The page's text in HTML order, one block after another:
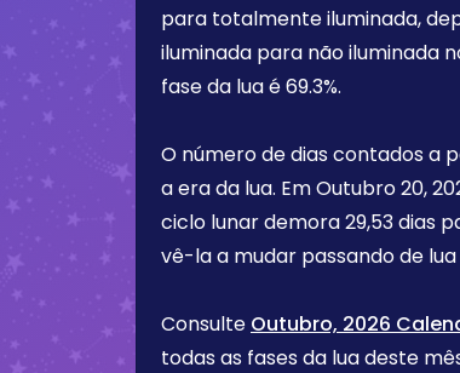
para totalmente iluminada,
iluminada para não iluminada
fase da lua é69.3%.
O número de dias contados a
a era da lua. EmOutubro 20,
ciclo lunar demora 29,53 dias
vê-la a mudar passando de
Consulte Outubro, 2026
todas as fases da lua deste